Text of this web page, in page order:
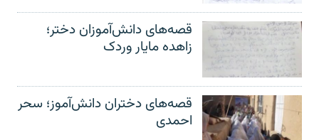
قصه‌های دانش‌آموزان دختر؛
زاهده مایار وردک
قصه‌های دختران دانش‌آموز؛ سحر
احمدی